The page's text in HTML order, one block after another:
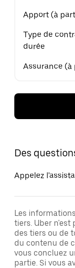
Apport (à
Type de
durée
Assurance (à
Des
Appelez
Les
tiers. Uber n'est
des tiers ou de
du contenu de
vous concluez
partie. Si vous